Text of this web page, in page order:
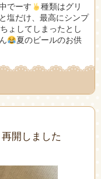
でーす
種類はグリ
塩だけ、最高にシンプ
ょしてしまったとし
夏のビールのお供
開しました